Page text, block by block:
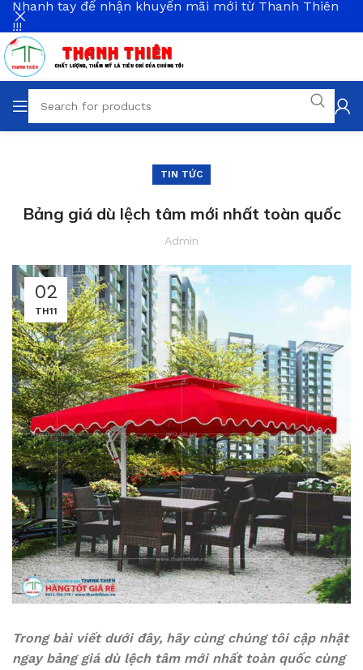
TIN TỨC
Bảng giá dù lệch tâm mới nhất toàn quốc
Admin
02
TH11
Trong bài viết dưới đây, hãy cùng chúng tôi cập nhật
ngay bảng giá dù lệch tâm mới nhất toàn quốc cùng
Nhanh tay để nhận khuyến mãi mới từ Thanh Thiên
!!!